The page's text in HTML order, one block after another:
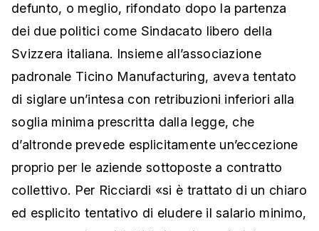
defunto, o meglio, rifondato dopo la partenza
dei due politici come Sindacato libero della
Svizzera italiana. Insieme all’associazione
padronale Ticino Manufacturing, aveva tentato
di siglare un’intesa con retribuzioni inferiori alla
soglia minima prescritta dalla legge, che
d’altronde prevede esplicitamente un’eccezione
proprio per le aziende sottoposte a contratto
collettivo. Per Ricciardi «si è trattato di un chiaro
ed esplicito tentativo di eludere il salario minimo,